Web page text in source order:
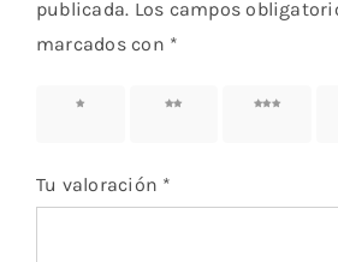
publicada. Los campos
marcados con *
1 de 5
2 de 5
3 de 5
Tu valoración *